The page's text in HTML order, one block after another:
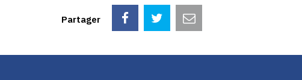
Partager